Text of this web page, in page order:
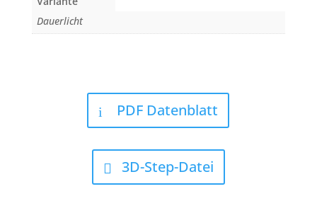
Dauerlicht
PDF Datenblatt
3D-Step-Datei